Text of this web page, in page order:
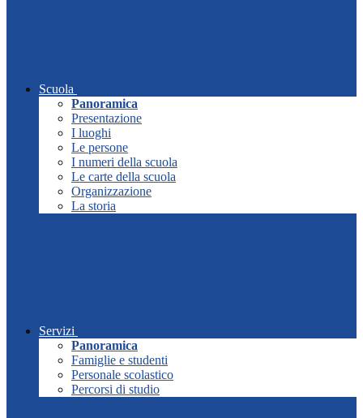
Scuola
Panoramica
Presentazione
I luoghi
Le persone
I numeri della scuola
Le carte della scuola
Organizzazione
La storia
Servizi
Panoramica
Famiglie e studenti
Personale scolastico
Percorsi di studio